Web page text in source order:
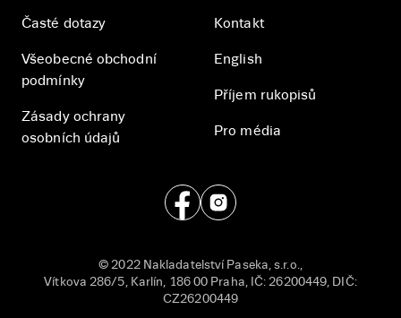
Časté dotazy
Všeobecné obchodní
podmínky
Zásady ochrany
osobních údajů
Kontakt
English
Příjem rukopisů
Pro média
© 2022 Nakladatelství Paseka, s.r.o.,
Vítkova 286/5, Karlín, 186 00 Praha, IČ: 26200449, DIČ:
CZ26200449